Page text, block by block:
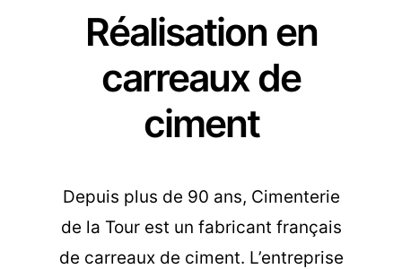
Réalisation en
carreaux de
ciment
Depuis plus de 90 ans, Cimenterie
de la Tour est un fabricant français
de carreaux de ciment. L’entreprise